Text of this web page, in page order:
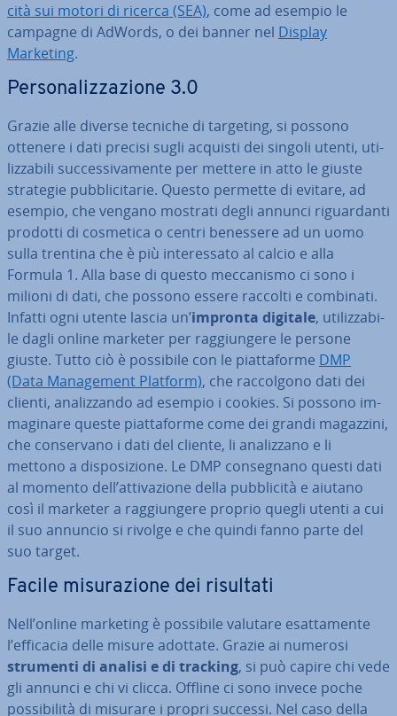
ci­tà sui motori di ricerca (SEA), come ad esempio le
campagne di AdWords, o dei banner nel Display
Marketing.
Per­so­na­liz­za­zio­ne 3.0
Grazie alle diverse tecniche di targeting, si possono
ottenere i dati precisi sugli acquisti dei singoli utenti, uti­
liz­za­bi­li suc­ces­si­va­men­te per mettere in atto le giuste
strategie pub­bli­ci­ta­rie. Questo permette di evitare, ad
esempio, che vengano mostrati degli annunci ri­guar­dan­ti
prodotti di cosmetica o centri benessere ad un uomo
sulla trentina che è più in­te­res­sa­to al calcio e alla
Formula 1. Alla base di questo mec­ca­ni­smo ci sono i
milioni di dati, che possono essere raccolti e combinati.
Infatti ogni utente lascia un’impronta digitale, uti­liz­za­bi­
le dagli online marketer per rag­giun­ge­re le persone
giuste. Tutto ciò è possibile con le piat­ta­for­me DMP
(Data Ma­na­ge­ment Platform), che rac­col­go­no dati dei
clienti, ana­liz­zan­do ad esempio i cookies. Si possono im­
ma­gi­na­re queste piat­ta­for­me come dei grandi magazzini,
che con­ser­va­no i dati del cliente, li ana­liz­za­no e li
mettono a di­spo­si­zio­ne. Le DMP con­se­gna­no questi dati
al momento dell’at­ti­va­zio­ne della pub­bli­ci­tà e aiutano
così il marketer a rag­giun­ge­re proprio quegli utenti a cui
il suo annuncio si rivolge e che quindi fanno parte del
suo target.
Facile mi­su­ra­zio­ne dei risultati
Nell’online marketing è possibile valutare esat­ta­men­te
l’efficacia delle misure adottate. Grazie ai numerosi
strumenti di analisi e di tracking, si può capire chi vede
gli annunci e chi vi clicca. Offline ci sono invece poche
pos­si­bi­li­tà di misurare i propri successi. Nel caso della